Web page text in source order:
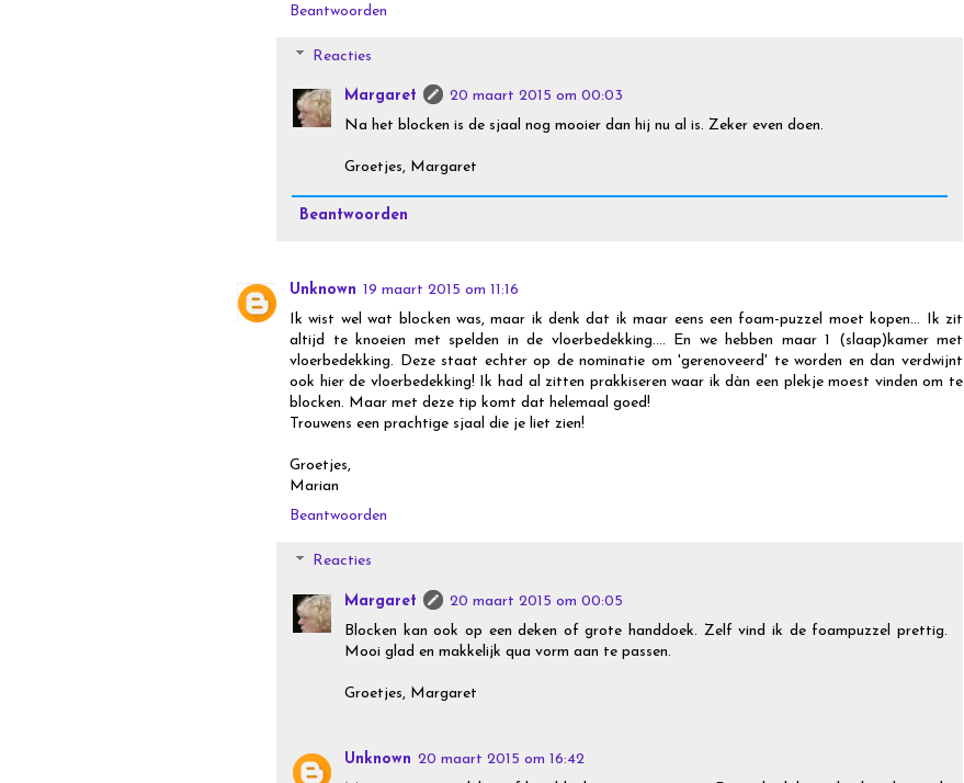
Beantwoorden
Reacties
Margaret
20 maart 2015 om 00:03
Na het blocken is de sjaal nog mooier dan hij nu al is. Zeker even doen.
Groetjes, Margaret
Beantwoorden
Unknown 19 maart 2015 om 11:16
Ik wist wel wat blocken was, maar ik denk dat ik maar eens een foam-puzzel moet kopen... Ik zit
altijd te knoeien met spelden in de vloerbedekking.... En we hebben maar 1 (slaap)kamer met
vloerbedekking. Deze staat echter op de nominatie om 'gerenoveerd' te worden en dan verdwijnt
ook hier de vloerbedekking! Ik had al zitten prakkiseren waar ik dàn een plekje moest vinden om te
blocken. Maar met deze tip komt dat helemaal goed!
Trouwens een prachtige sjaal die je liet zien!
Groetjes,
Marian
Beantwoorden
Reacties
Margaret
20 maart 2015 om 00:05
Blocken kan ook op een deken of grote handdoek. Zelf vind ik de foampuzzel prettig.
Mooi glad en makkelijk qua vorm aan te passen.
Groetjes, Margaret
Unknown 20 maart 2015 om 16:42